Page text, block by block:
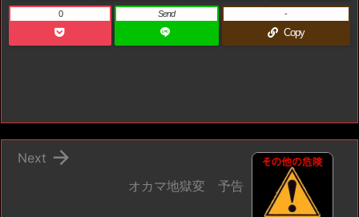
0 Send
Copy
-
オカマ地獄変 予告

Next